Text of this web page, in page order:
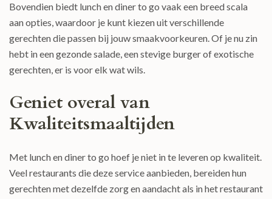
Bovendien biedt lunch en diner to go vaak een breed scala
aan opties, waardoor je kunt kiezen uit verschillende
gerechten die passen bij jouw smaakvoorkeuren. Of je nu zin
hebt in een gezonde salade, een stevige burger of exotische
gerechten, er is voor elk wat wils.
Geniet overal van
Kwaliteitsmaaltijden
Met lunch en diner to go hoef je niet in te leveren op kwaliteit.
Veel restaurants die deze service aanbieden, bereiden hun
gerechten met dezelfde zorg en aandacht als in het restaurant